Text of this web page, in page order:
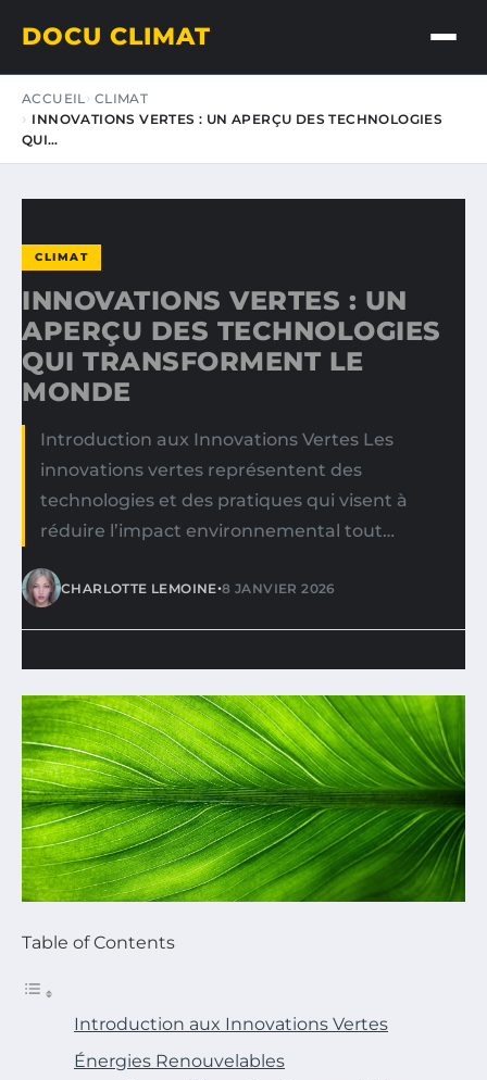
DOCU CLIMAT
ACCUEIL CLIMAT
INNOVATIONS VERTES : UN APERÇU DES TECHNOLOGIES
QUI…
CLIMAT
INNOVATIONS VERTES : UN
APERÇU DES TECHNOLOGIES
QUI TRANSFORMENT LE
MONDE
Introduction aux Innovations Vertes Les
innovations vertes représentent des
technologies et des pratiques qui visent à
réduire l’impact environnemental tout…
CHARLOTTE LEMOINE•8 JANVIER 2026
Table of Contents
Introduction aux Innovations Vertes
Énergies Renouvelables